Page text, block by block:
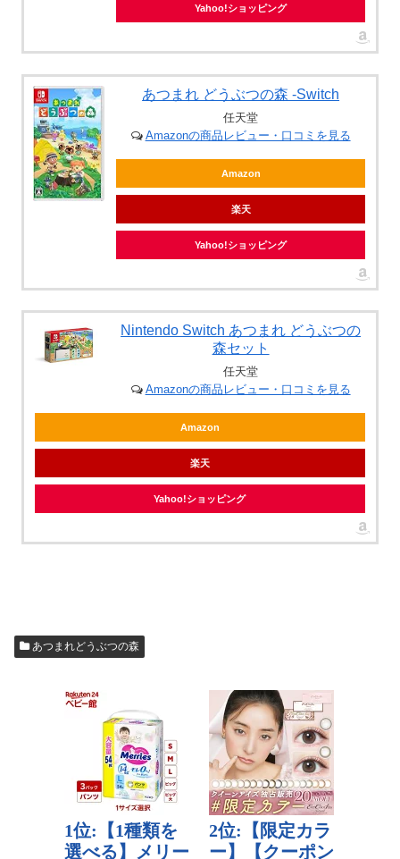
Yahoo!ショッピング
あつまれ どうぶつの森 -Switch
任天堂
Amazonの商品レビュー・口コミを見る
Amazon
楽天
Yahoo!ショッピング
Nintendo Switch あつまれ どうぶつの
森セット
任天堂
Amazonの商品レビュー・口コミを見る
Amazon
楽天
Yahoo!ショッピング
あつまれどうぶつの森